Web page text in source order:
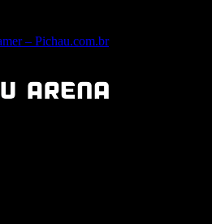
– Pichau.com.br